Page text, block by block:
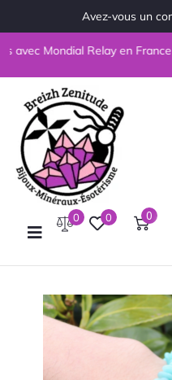
Avez-vous un
Relay en France
0 0 0